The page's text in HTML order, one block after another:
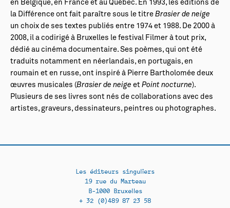
en Belgique, en France et au Québec. En 1993, les éditions de
la Différence ont fait paraître sous le titre Brasier de neige
un choix de ses textes publiés entre 1974 et 1988. De 2000 à
2008, il a codirigé à Bruxelles le festival Filmer à tout prix,
dédié au cinéma documentaire. Ses poèmes, qui ont été
traduits notamment en néerlandais, en portugais, en
roumain et en russe, ont inspiré à Pierre Bartholomée deux
œuvres musicales (Brasier de neige et Point nocturne).
Plusieurs de ses livres sont nés de collaborations avec des
artistes, graveurs, dessinateurs, peintres ou photographes.
Les éditeurs singuliers
19 rue du Marteau
B-1000 Bruxelles
+ 32 (0)489 87 23 58